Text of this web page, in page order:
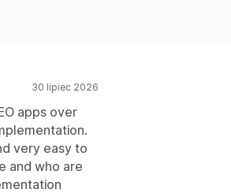
30 lipiec 2026
apps over
very easy to
and who are